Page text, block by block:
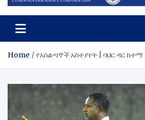
Home የአሰልጣኞች አስተያየት | ባህር ዳር